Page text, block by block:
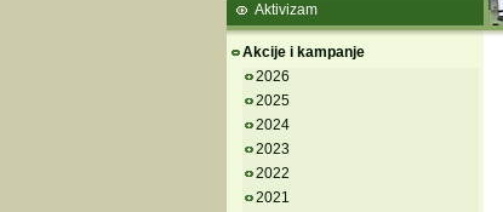
Aktivizam
Akcije i kampanje
2026
2025
2024
2023
2022
2021